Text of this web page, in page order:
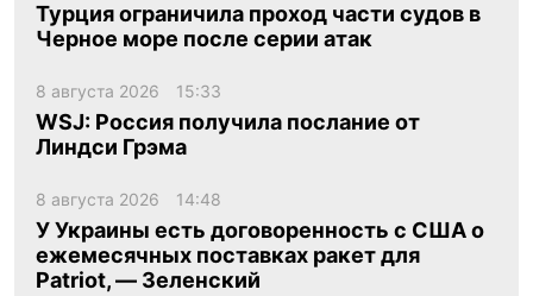
Турция ограничила проход части судов в
Черное море после серии атак
8 августа 2026 15:33
WSJ: Россия получила послание от
Линдси Грэма
8 августа 2026 14:48
У Украины есть договоренность с США о
ежемесячных поставках ракет для
Patriot, — Зеленский